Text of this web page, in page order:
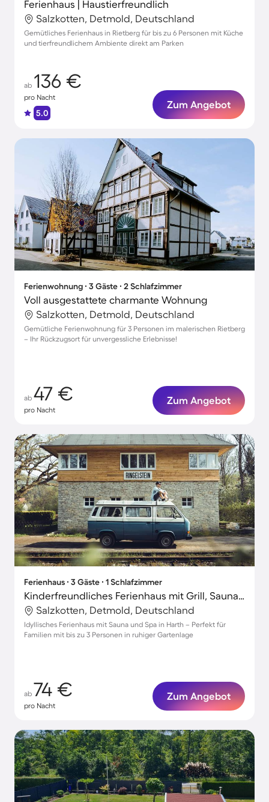
Ferienhaus | Haustierfreundlich
Salzkotten, Detmold, Deutschland
Gemütliches Ferienhaus in Rietberg für bis zu 6 Personen mit Küche
und tierfreundlichem Ambiente direkt am Parken
ab 136 €
pro Nacht
5.0
Zum Angebot
Ferienwohnung ∙ 3 Gäste ∙ 2 Schlafzimmer
Voll ausgestattete charmante Wohnung
Salzkotten, Detmold, Deutschland
Gemütliche Ferienwohnung für 3 Personen im malerischen Rietberg
– Ihr Rückzugsort für unvergessliche Erlebnisse!
ab 47 €
pro Nacht
Zum Angebot
Ferienhaus ∙ 3 Gäste ∙ 1 Schlafzimmer
Kinderfreundliches Ferienhaus mit Grill, Sauna und Garten
Salzkotten, Detmold, Deutschland
Idyllisches Ferienhaus mit Sauna und Spa in Harth – Perfekt für
Familien mit bis zu 3 Personen in ruhiger Gartenlage
ab 74 €
pro Nacht
Zum Angebot